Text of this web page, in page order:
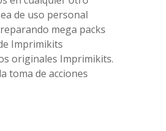
de uso personal
mega packs
Imprimikits
originales Imprimikits.
toma de acciones